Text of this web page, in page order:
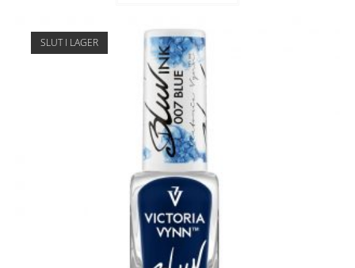
SLUT I LAGER